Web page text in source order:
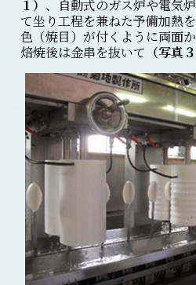
１） 、自動式のガス炉や電気
て坐り工程を兼ねた予備加熱
色（焼目）が付くように両面
焙焼後は金串を抜いて （写真３